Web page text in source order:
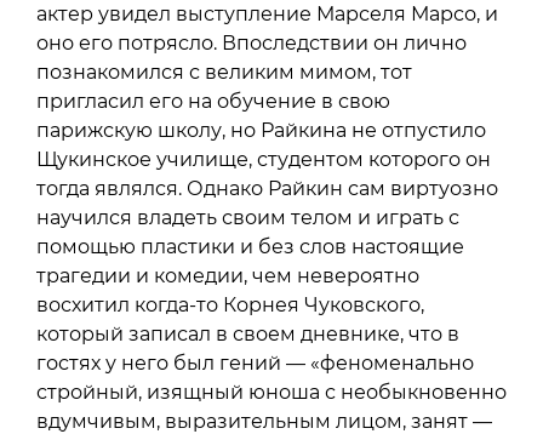
актер увидел выступление Марселя Марсо, и
оно его потрясло. Впоследствии он лично
познакомился с великим мимом, тот
пригласил его на обучение в свою
парижскую школу, но Райкина не отпустило
Щукинское училище, студентом которого он
тогда являлся. Однако Райкин сам виртуозно
научился владеть своим телом и играть с
помощью пластики и без слов настоящие
трагедии и комедии, чем невероятно
восхитил когда-то Корнея Чуковского,
который записал в своем дневнике, что в
гостях у него был гений — «феноменально
стройный, изящный юноша с необыкновенно
вдумчивым, выразительным лицом, занят —